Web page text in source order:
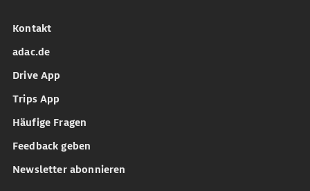
Kontakt
adac.de
Drive App
Trips App
Häufige Fragen
Feedback geben
Newsletter abonnieren